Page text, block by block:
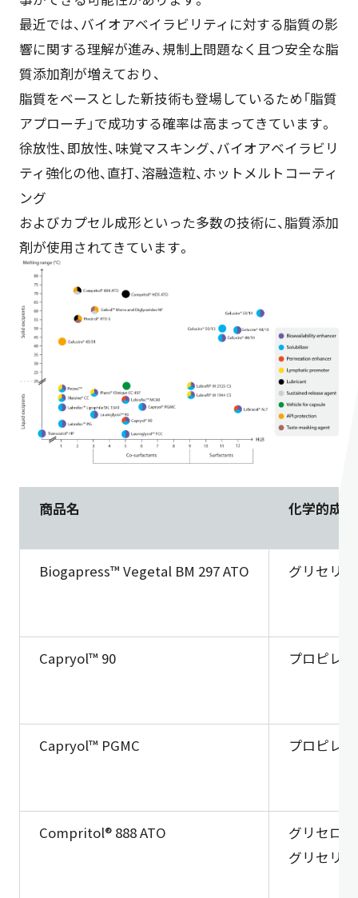
最近では、バイオアベイラビリティに対する脂質の影
響に関する理解が進み、規制上問題なく且つ安全な脂
質添加剤が増えており、
脂質をベースとした新技術も登場しているため「脂質
アプローチ」で成功する確率は高まってきています。
徐放性、即放性、味覚マスキング、バイオアベイラビリ
ティ強化の他、直打、溶融造粒、ホットメルトコーティ
ング
およびカプセル成形といった多数の技術に、脂質添加
剤が使用されてきています。
商品名 化学的成分
Biogapress™ Vegetal BM 297 ATO グリセリ
Capryol™ 90 プロピレ
Capryol™ PGMC プロピレ
Compritol® 888 ATO
グリセロ
グリセリ